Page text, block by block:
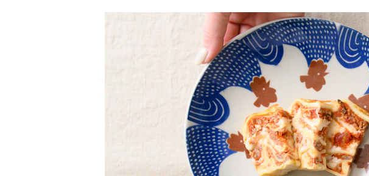
ずっとお得な
割引価格
最大30%OFFの商品も。
各商品ページを
ご覧ください。